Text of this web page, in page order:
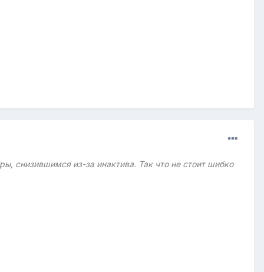
снизившимся из-за инактива. Так что не стоит шибко